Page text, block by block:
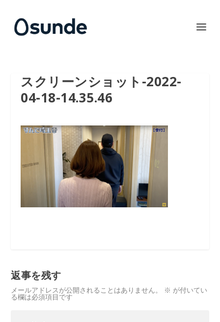
スクリーンショット-2022-
04-18-14.35.46
返事を残す
メールアドレスが公開されることはありません。 ※ が付いてい
る欄は必須項目です